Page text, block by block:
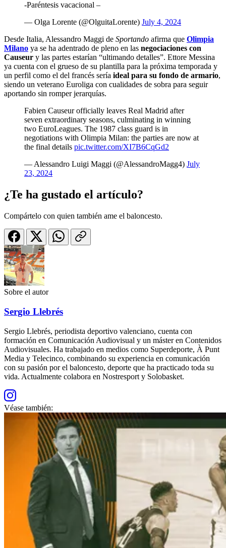
-Paréntesis vacacional –
— Olga Lorente (@OlguitaLorente) July 4, 2024
Desde Italia, Alessandro Maggi de Sportando afirma que Olimpia
Milano ya se ha adentrado de pleno en las negociaciones con
Causeur y las partes estarían “ultimando detalles”. Ettore Messina
ya cuenta con el grueso de su plantilla para la próxima temporada y
un perfil como el del francés sería ideal para su fondo de armario,
siendo un veterano Euroliga con cualidades de sobra para seguir
aportando sin romper jerarquías.
Fabien Causeur officially leaves Real Madrid after
seven extraordinary seasons, culminating in winning
two EuroLeagues. The 1987 class guard is in
negotiations with Olimpia Milan: the parties are now at
the final details pic.twitter.com/XI7B6CqGd2
— Alessandro Luigi Maggi (@AlessandroMagg4) July
23, 2024
¿Te ha gustado el artículo?
Compártelo con quien también ame el baloncesto.
Sobre el autor
Sergio Llebrés
Sergio Llebrés, periodista deportivo valenciano, cuenta con
formación en Comunicación Audiovisual y un máster en Contenidos
Audiovisuales. Ha trabajado en medios como Superdeporte, À Punt
Media y Telecinco, combinando su experiencia en comunicación
con su pasión por el baloncesto, deporte que ha practicado toda su
vida. Actualmente colabora en Nostresport y Solobasket.
Véase también: